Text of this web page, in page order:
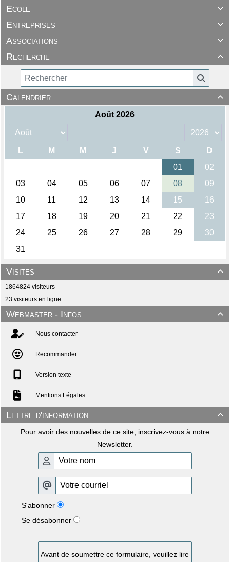

Ecole

Entreprises

Associations

Recherche

Calendrier

Visites
1864824 visiteurs
23 visiteurs en ligne

Webmaster - Infos
Nous contacter
Recommander
Version texte
Mentions Légales

Lettre d'information
Pour avoir des nouvelles de ce site, inscrivez-vous à notre
Newsletter.
S'abonner
Se désabonner
Avant de soumettre ce formulaire, veuillez lire